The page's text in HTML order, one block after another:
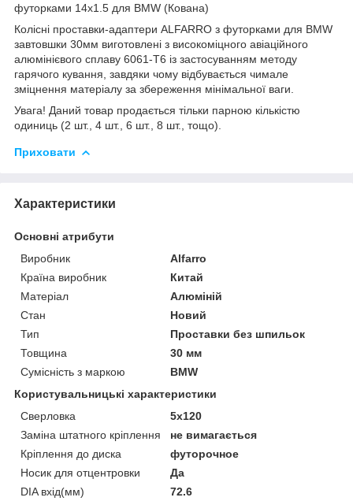
футорками 14x1.5 для BMW (Кована)
Колісні проставки-адаптери ALFARRO з футорками для BMW
завтовшки 30мм виготовлені з високоміцного авіаційного
алюмінієвого сплаву 6061-Т6 із застосуванням методу
гарячого кування, завдяки чому відбувається чимале
зміцнення матеріалу за збереження мінімальної ваги.
Увага! Даний товар продається тільки парною кількістю
одиниць (2 шт., 4 шт., 6 шт., 8 шт., тощо).
Приховати
Характеристики
Основні атрибути
Виробник
Alfarro
Країна виробник
Китай
Матеріал
Алюміній
Стан
Новий
Тип
Проставки без шпильок
Товщина
30 мм
Сумісність з маркою
BMW
Користувальницькі характеристики
Сверловка
5х120
Заміна штатного кріплення
не вимагається
Кріплення до диска
футорочное
Носик для отцентровки
Да
DIA вхід(мм)
72.6